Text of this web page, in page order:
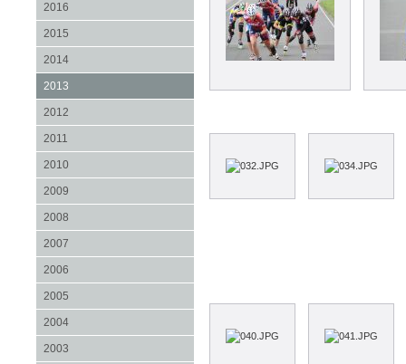
2016
2015
2014
2013
2012
2011
2010
2009
2008
2007
2006
2005
2004
2003